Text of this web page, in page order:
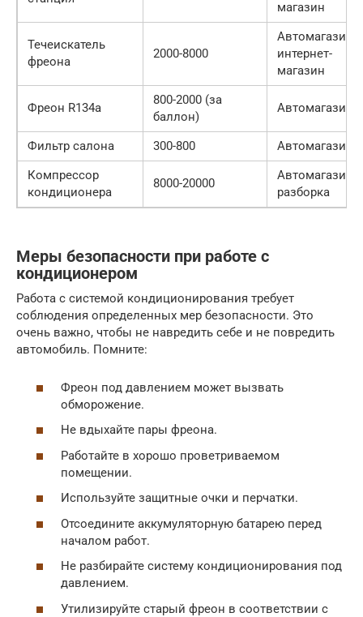
магазин
Течеискатель
фреона
2000-8000
Автомагазин,
интернет-
магазин
Фреон R134a
800-2000 (за
баллон)
Автомагазин
Фильтр салона 300-800
Автомагазин
Компрессор
кондиционера
8000-20000
Автомагазин,
разборка
Меры безопасности при работе с
кондиционером
Работа с системой кондиционирования требует
соблюдения определенных мер безопасности. Это
очень важно, чтобы не навредить себе и не повредить
автомобиль. Помните:
Фреон под давлением может вызвать
обморожение.
Не вдыхайте пары фреона.
Работайте в хорошо проветриваемом
помещении.
Используйте защитные очки и перчатки.
Отсоедините аккумуляторную батарею перед
началом работ.
Не разбирайте систему кондиционирования под
давлением.
Утилизируйте старый фреон в соответствии с